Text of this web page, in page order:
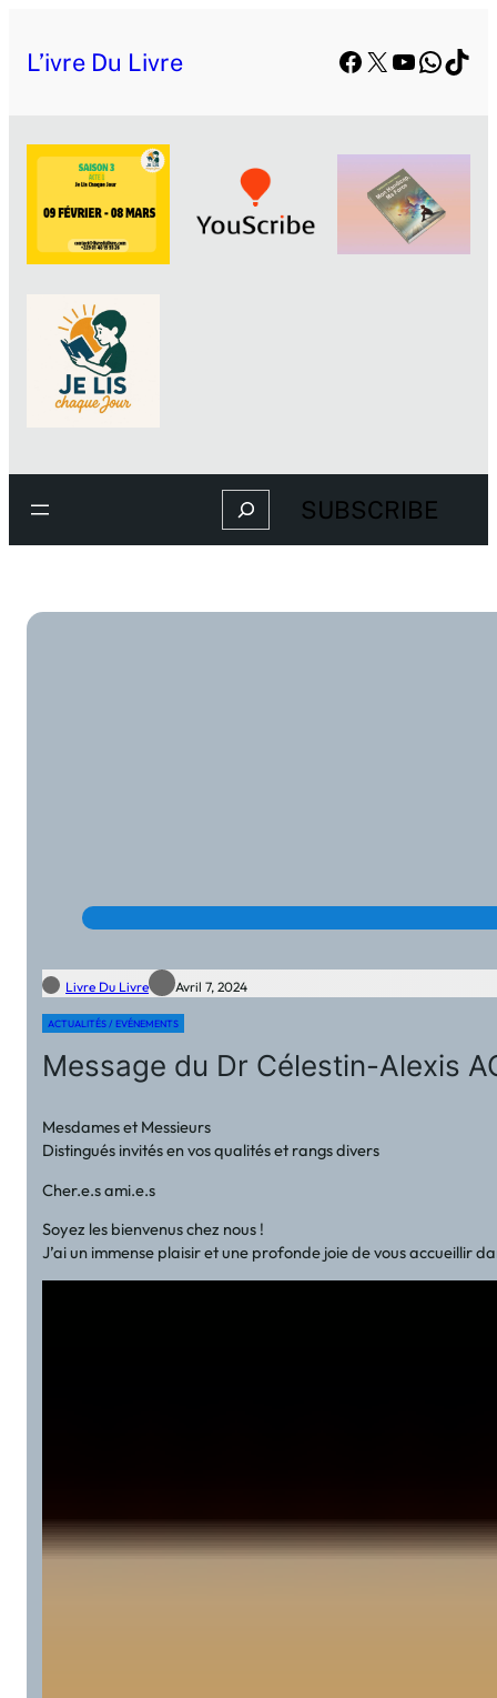
L’ivre Du Livre Facebook
X YouTube
Search SUBSCRIBE
Livre Du Livre Avril 7, 2024
ACTUALITÉS / EVÉNEMENTS
Message du Dr Célestin-Alexis
Mesdames et Messieurs
Distingués invités en vos qualités et rangs divers
Cher.e.s ami.e.s
Soyez les bienvenus chez nous !
J’ai un immense plaisir et une profonde joie de vous accueillir